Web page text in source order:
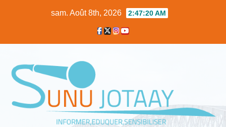
sam. Août 8th, 2026 2:47:20 AM